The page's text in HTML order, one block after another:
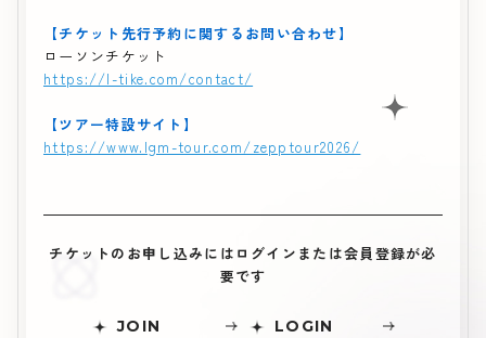
【チケット先行予約に関するお問い合わせ】
ローソンチケット
https://l-tike.com/contact/
【ツアー特設サイト】
https://www.lgm-tour.com/zepptour2026/
チケットのお申し込みにはログインまたは会員登録が必
要です
JOIN LOGIN